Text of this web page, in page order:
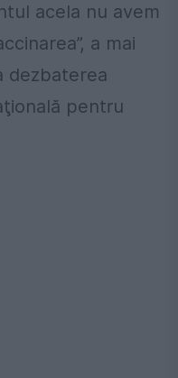
acela nu avem
a mai
dezbaterea
pentru